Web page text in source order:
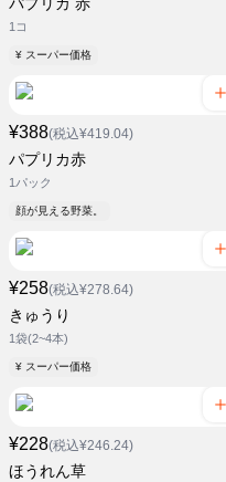
1コ
¥ スーパー価格
¥388(税込¥419.04)
パプリカ赤
1パック
顔が見える野菜。
¥258(税込¥278.64)
きゅうり
1袋(2~4本)
¥ スーパー価格
¥228(税込¥246.24)
ほうれん草